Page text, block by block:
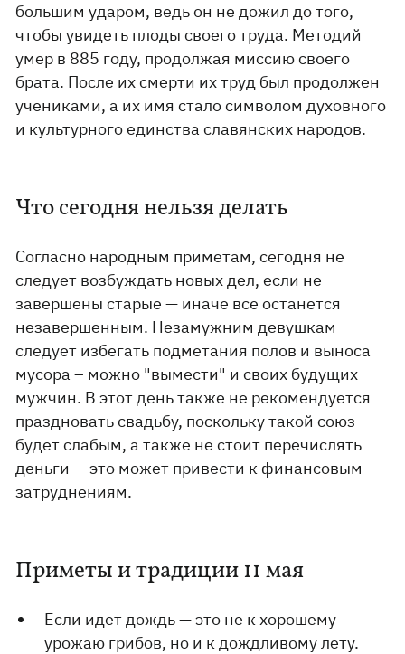
большим ударом, ведь он не дожил до того,
чтобы увидеть плоды своего труда. Методий
умер в 885 году, продолжая миссию своего
брата. После их смерти их труд был продолжен
учениками, а их имя стало символом духовного
и культурного единства славянских народов.
Что сегодня нельзя делать
Согласно народным приметам, сегодня не
следует возбуждать новых дел, если не
завершены старые — иначе все останется
незавершенным. Незамужним девушкам
следует избегать подметания полов и выноса
мусора – можно "вымести" и своих будущих
мужчин. В этот день также не рекомендуется
праздновать свадьбу, поскольку такой союз
будет слабым, а также не стоит перечислять
деньги — это может привести к финансовым
затруднениям.
Приметы и традиции 11 мая
Если идет дождь — это не к хорошему
урожаю грибов, но и к дождливому лету.